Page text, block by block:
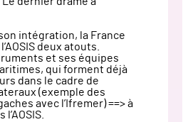
intégration, la France
deux atouts.
et ses équipes
qui forment déjà
dans le cadre de
(exemple des
avec l’Ifremer) ==> à